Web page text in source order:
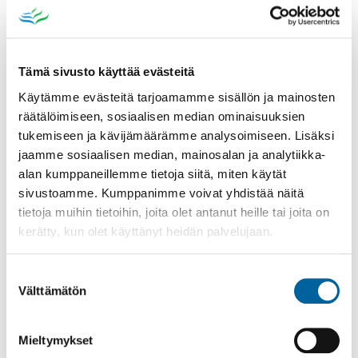
Tämä sivusto käyttää evästeitä
Käytämme evästeitä tarjoamamme sisällön ja mainosten
räätälöimiseen, sosiaalisen median ominaisuuksien
tukemiseen ja kävijämäärämme analysoimiseen. Lisäksi
jaamme sosiaalisen median, mainosalan ja analytiikka-
alan kumppaneillemme tietoja siitä, miten käytät
sivustoamme. Kumppanimme voivat yhdistää näitä
tietoja muihin tietoihin, joita olet antanut heille tai joita on
kerätty, kun olet käyttänyt heidän palvelujaan.
valinta
Välttämätön
Mieltymykset
Ikaalisten Wanhan kauppalan
Kovelahden seudun kylät ry: Ilmakuvat eläviksi
-näyttely, 500 e
Ikaalisten Yrittäjät ry: Kylä kiihtyy -tapahtuma,
500 e
Suomen luonnonsuojeluliiton Ikaalisten
yhdistys: Maakotka elinpiirinsä rajoilla näyttely,
500 e
Avustukset maksetaan talousarvion
täytäntöönpano-ohjeen mukaisesti. Avustusta saa
menoihin. Avustuksen käyttö tulee raportoida
viestintä- ja kulttuurikoordinaattorille 15.1.2027
avustuksen käytöstä sekä tapahtuman
toteutumisesta ja vaikuttavuudesta. Avustuksen